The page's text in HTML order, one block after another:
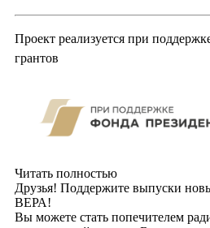
Проект реализуется при
грантов
Читать полностью
Друзья! Поддержите выпуски
ВЕРА!
Вы можете стать попечителем